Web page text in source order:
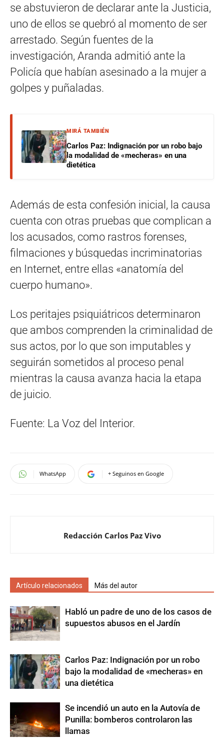
se abstuvieron de declarar ante la Justicia,
uno de ellos se quebró al momento de ser
arrestado. Según fuentes de la
investigación, Aranda admitió ante la
Policía que habían asesinado a la mujer a
golpes y puñaladas.
MIRÁ TAMBIÉN
Carlos Paz: Indignación por un robo bajo
la modalidad de «mecheras» en una
dietética
Además de esta confesión inicial, la causa
cuenta con otras pruebas que complican a
los acusados, como rastros forenses,
filmaciones y búsquedas incriminatorias
en Internet, entre ellas «anatomía del
cuerpo humano».
Los peritajes psiquiátricos determinaron
que ambos comprenden la criminalidad de
sus actos, por lo que son imputables y
seguirán sometidos al proceso penal
mientras la causa avanza hacia la etapa
de juicio.
Fuente: La Voz del Interior.
WhatsApp + Seguinos en Google
Redacción Carlos Paz Vivo
Artículo relacionados Más del autor
Habló un padre de uno de los casos de
supuestos abusos en el Jardín
Carlos Paz: Indignación por un robo
bajo la modalidad de «mecheras» en
una dietética
Se incendió un auto en la Autovía de
Punilla: bomberos controlaron las
llamas